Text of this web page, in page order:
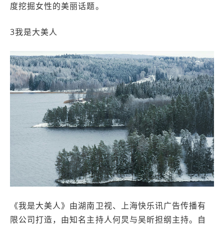
度挖掘女性的美丽话题。
3我是大美人
《我是大美人》由湖南卫视、上海快乐讯广告传播有
限公司打造，由知名主持人何炅与吴昕担纲主持。自